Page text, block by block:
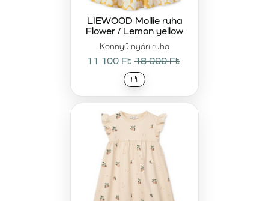
Könnyű nyári ruha
LIEWOOD Mollie ruha
Flower / Lemon yellow
11 100 Ft 18 000 Ft